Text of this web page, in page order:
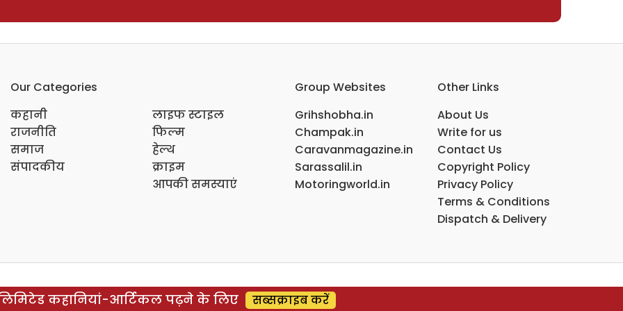
Our Categories
कहानी
राजनीति
समाज
संपादकीय
लाइफ स्टाइल
फिल्म
हेल्थ
क्राइम
आपकी समस्याएं
Group Websites
Grihshobha.in
Champak.in
Caravanmagazine.in
Sarassalil.in
Motoringworld.in
Other Links
About Us
Write for us
Contact Us
Copyright Policy
Privacy Policy
Terms & Conditions
Dispatch & Delivery
कहानियां-आर्टिकल पढ़ने के लिए सब्सक्राइब करें